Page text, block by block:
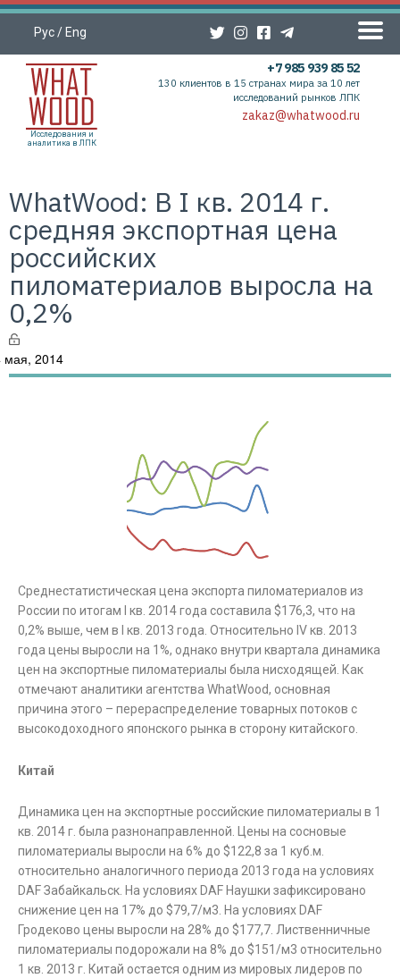
Рус/ Eng
Исследования и
аналитика в ЛПК
+7 985 939 85 52
130 клиентов в 15 странах мира за 10 лет
исследований рынков ЛПК
zakaz@whatwood.ru
WhatWood: В I кв. 2014 г.
средняя экспортная цена
российских
пиломатериалов выросла на
0,2%
мая, 2014
Среднестатистическая цена экспорта пиломатериалов из
России по итогам I кв. 2014 года составила $176,3, что на
0,2% выше, чем в I кв. 2013 года. Относительно IV кв. 2013
года цены выросли на 1%, однако внутри квартала динамика
цен на экспортные пиломатериалы была нисходящей. Как
отмечают аналитики агентства WhatWood, основная
причина этого – перераспределение товарных потоков с
высокодоходного японского рынка в сторону китайского.
Китай
Динамика цен на экспортные российские пиломатериалы в 1
кв. 2014 г. была разнонаправленной. Цены на сосновые
пиломатериалы выросли на 6% до $122,8 за 1 куб.м.
относительно аналогичного периода 2013 года на условиях
DAF Забайкальск. На условиях DAF Наушки зафиксировано
снижение цен на 17% до $79,7/м3. На условиях DAF
Гродеково цены выросли на 28% до $177,7. Лиственничные
пиломатериалы подорожали на 8% до $151/м3 относительно
1 кв. 2013 г. Китай остается одним из мировых лидеров по